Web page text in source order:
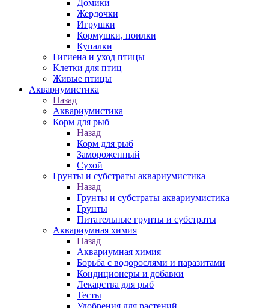
Домики
Жердочки
Игрушки
Кормушки, поилки
Купалки
Гигиена и уход птицы
Клетки для птиц
Живые птицы
Аквариумистика
Назад
Аквариумистика
Корм для рыб
Назад
Корм для рыб
Замороженный
Сухой
Грунты и субстраты аквариумистика
Назад
Грунты и субстраты аквариумистика
Грунты
Питательные грунты и субстраты
Аквариумная химия
Назад
Аквариумная химия
Борьба с водорослями и паразитами
Кондиционеры и добавки
Лекарства для рыб
Тесты
Удобрения для растений